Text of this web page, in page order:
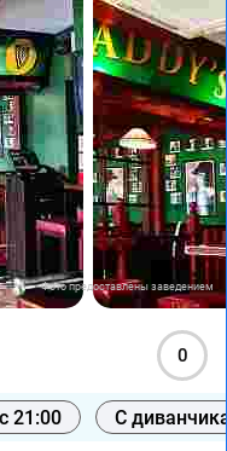
Фото предоставлены заведением
0
21:00 С